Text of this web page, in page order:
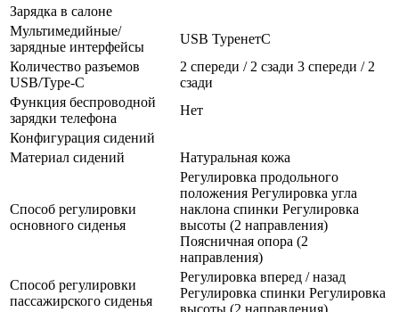
Зарядка в салоне
Мультимедийные/
зарядные интерфейсы
USB TypeнетC
Количество разъемов
USB/Type-C
2 спереди / 2 сзади 3 спереди / 2
сзади
Функция беспроводной
зарядки телефона
Нет
Конфигурация сидений
Материал сидений
Натуральная кожа
Способ регулировки
основного сиденья
Регулировка продольного
положения Регулировка угла
наклона спинки Регулировка
высоты (2 направления)
Поясничная опора (2
направления)
Способ регулировки
пассажирского сиденья
Регулировка вперед / назад
Регулировка спинки Регулировка
высоты (2 направления)